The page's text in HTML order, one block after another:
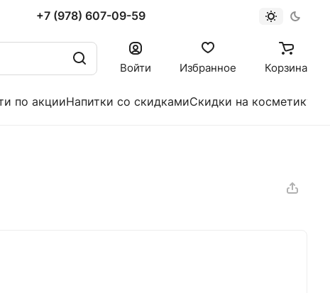
+7 (978) 607-09-59
Войти Избранное Корзина
по акцииНапитки со скидкамиСкидки на косметику